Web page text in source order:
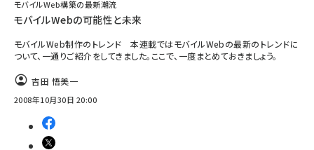
モバイルWeb構築の最新潮流
モバイルWebの可能性と未来
モバイルWeb制作のトレンド 本連載ではモバイルWebの最新のトレンドに
ついて、一通りご紹介をしてきました。ここで、一度まとめておきましょう。
吉田 悟美一
2008年10月30日 20:00